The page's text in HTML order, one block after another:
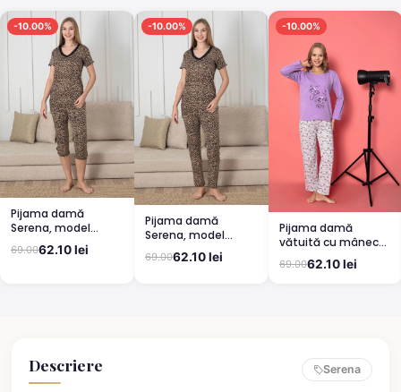
-10.00%
Pijama damă
Serena, model
leopard, mânecă
scurtă, pantaloni
69.0062.10 lei
-10.00%
Pijama damă
Serena, model
leopard, mânecă
scurtă, pantaloni
69.0062.10 lei
-10.00%
Pijama damă
vătuită cu mânecă
lungă și pantaloni
lungi din bumbac,
69.0062.10 lei
Descriere Serena